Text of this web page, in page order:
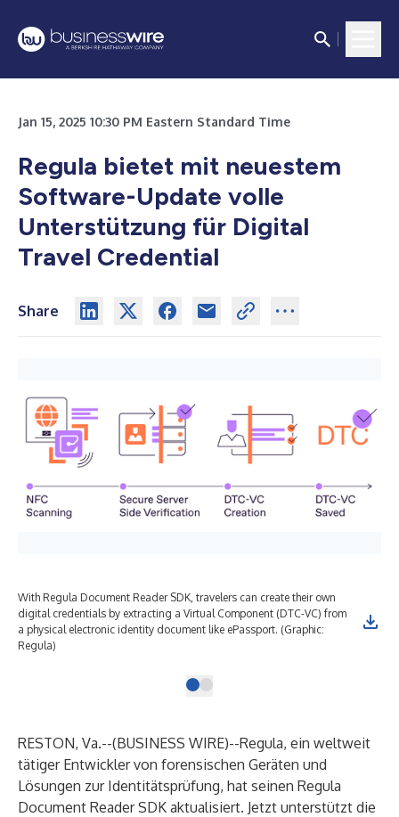
Jan 15, 2025 10:30 PM Eastern Standard Time
Regula bietet mit neuestem
Software-Update volle
Unterstützung für Digital
Travel Credential
Share
With Regula Document Reader SDK, travelers can create their own
digital credentials by extracting a Virtual Component (DTC-VC) from
a physical electronic identity document like ePassport. (Graphic:
Regula)
RESTON, Va.--(BUSINESS WIRE)--Regula, ein weltweit
tätiger Entwickler von forensischen Geräten und
Lösungen zur Identitätsprüfung, hat seinen Regula
Document Reader SDK aktualisiert. Jetzt unterstützt die